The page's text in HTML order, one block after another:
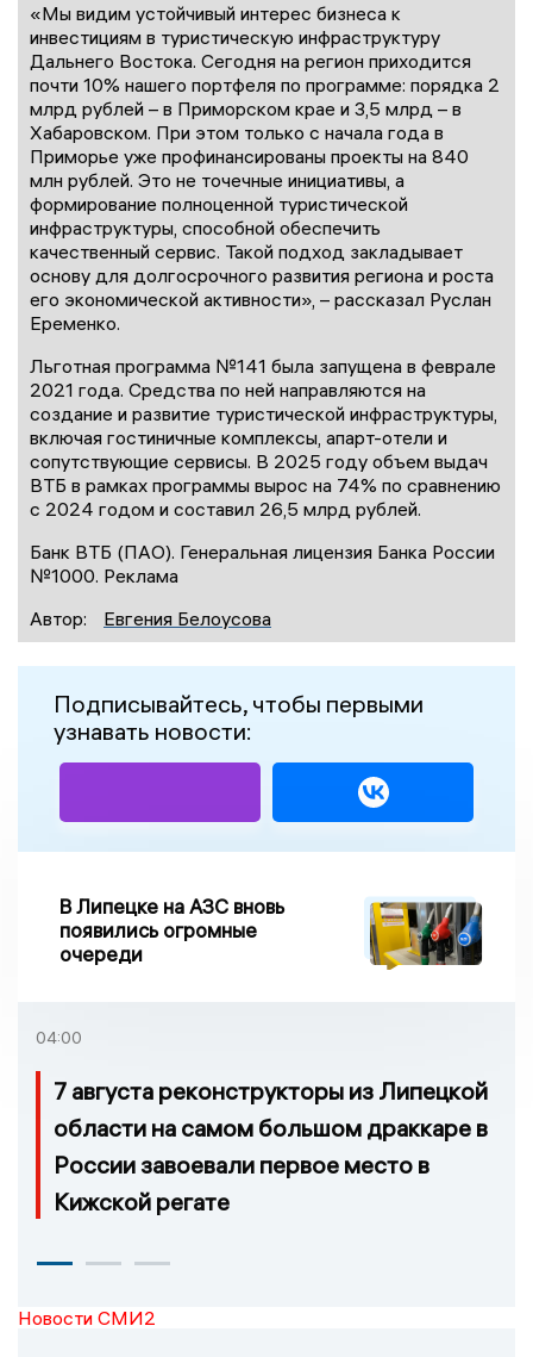
«Мы видим устойчивый интерес бизнеса к
инвестициям в туристическую инфраструктуру
Дальнего Востока. Сегодня на регион приходится
почти 10% нашего портфеля по программе: порядка 2
млрд рублей – в Приморском крае и 3,5 млрд – в
Хабаровском. При этом только с начала года в
Приморье уже профинансированы проекты на 840
млн рублей. Это не точечные инициативы, а
формирование полноценной туристической
инфраструктуры, способной обеспечить
качественный сервис. Такой подход закладывает
основу для долгосрочного развития региона и роста
его экономической активности», – рассказал Руслан
Еременко.
Льготная программа №141 была запущена в феврале
2021 года. Средства по ней направляются на
создание и развитие туристической инфраструктуры,
включая гостиничные комплексы, апарт-отели и
сопутствующие сервисы. В 2025 году объем выдач
ВТБ в рамках программы вырос на 74% по сравнению
с 2024 годом и составил 26,5 млрд рублей.
Банк ВТБ (ПАО). Генеральная лицензия Банка России
№1000. Реклама
Автор:
Евгения Белоусова
Подписывайтесь, чтобы первыми
узнавать новости:
В Липецке на АЗС вновь
появились огромные
очереди
04:00
7 августа реконструкторы из Липецкой
области на самом большом драккаре в
России завоевали первое место в
Кижской регате
Новости СМИ2